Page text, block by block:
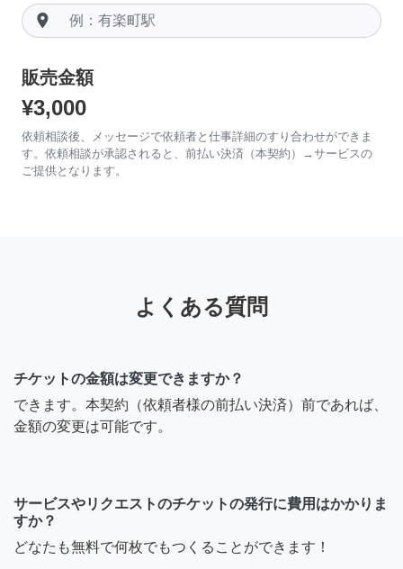
room
販売金額
¥3,000
依頼相談後、メッセージで依頼者と仕事詳細のすり合わせができま
す。依頼相談が承認されると、前払い決済（本契約）→サービスの
ご提供となります。
よくある質問
チケットの金額は変更できますか？
できます。本契約（依頼者様の前払い決済）前であれば、
金額の変更は可能です。
サービスやリクエストのチケットの発行に費用はかかりま
すか？
どなたも無料で何枚でもつくることができます！